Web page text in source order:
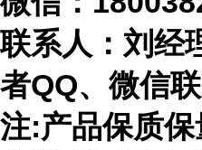
联系人：刘经
者QQ、微信联
注:产品保质保